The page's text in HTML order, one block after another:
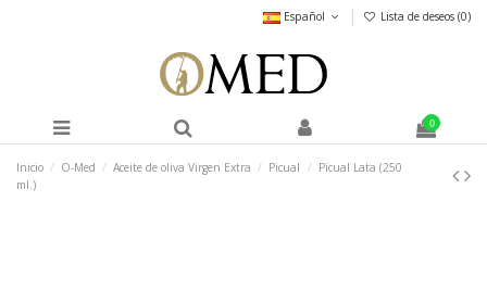
Español Lista de deseos (0)
0
Inicio O-Med Aceite de oliva Virgen Extra Picual
Picual Lata (250
ml.)